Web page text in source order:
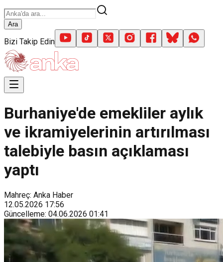
Ara
Bizi Takip Edin
Burhaniye'de emekliler aylık
ve ikramiyelerinin artırılması
talebiyle basın açıklaması
yaptı
Mahreç: Anka Haber
12.05.2026 17:56
Güncelleme: 04.06.2026 01:41